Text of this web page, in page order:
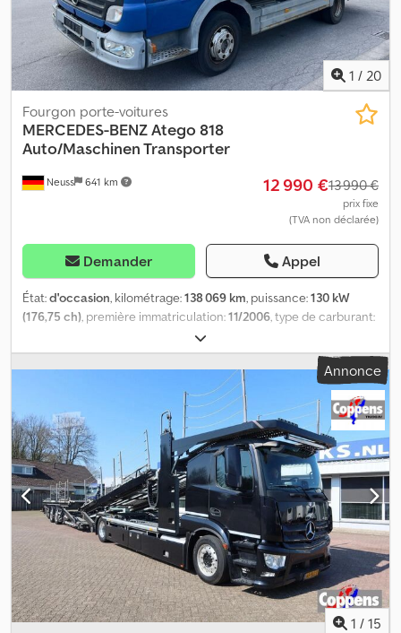
1 / 20
Neuss 641 km
Fourgon porte-voitures
MERCEDES-BENZAtego 818
Auto/Maschinen Transporter
12 990 €13 990 €
prix fixe
(TVA non déclarée)
Demander Appel
État:d'occasion, kilométrage:138 069 km, puissance:130 kW
(176,75 ch), première immatriculation:11/2006, type de carburant:
, couleur:
mécanique, classe d'émission:Euro 4, nombre de sièges:3, *
Carrosserie de transport auto/machines de TH Baumaschinen
Dwodey Ucrrspfx Aa Usa * Attelage à rotule (AHK) * Contrôle
technique neuf (TÜV)
Annonce
1 / 15